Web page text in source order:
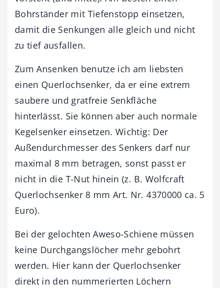
Bohrständer mit Tiefenstopp einsetzen,
damit die Senkungen alle gleich und nicht
zu tief ausfallen.
Zum Ansenken benutze ich am liebsten
einen Querlochsenker, da er eine extrem
saubere und gratfreie Senkfläche
hinterlässt. Sie können aber auch normale
Kegelsenker einsetzen. Wichtig: Der
Außendurchmesser des Senkers darf nur
maximal 8 mm betragen, sonst passt er
nicht in die T-Nut hinein (z. B. Wolfcraft
Querlochsenker 8 mm Art. Nr. 4370000 ca. 5
Euro).
Bei der gelochten Aweso-Schiene müssen
keine Durchgangslöcher mehr gebohrt
werden. Hier kann der Querlochsenker
direkt in den nummerierten Löchern